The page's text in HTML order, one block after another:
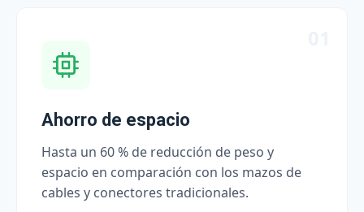
Ahorro de espacio
Hasta un 60 % de reducción de peso y
espacio en comparación con los mazos de
cables y conectores tradicionales.